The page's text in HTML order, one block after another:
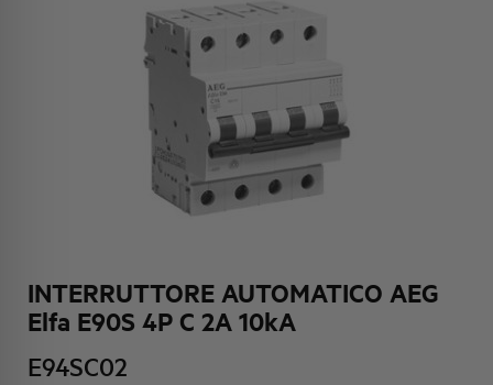
INTERRUTTORE AUTOMATICO AEG
Elfa E90S 4P C 2A 10kA
E94SC02
IDENTITÀ AZIENDALE
ATTIVITÀ E MERCATI